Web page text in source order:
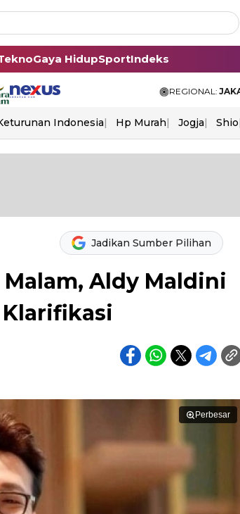
Gaya HidupSportIndeks
REGIONAL:
Indonesia Hp Murah Jogja Shio
Jadikan Sumber Pilihan
Aldy Maldini
Perbesar